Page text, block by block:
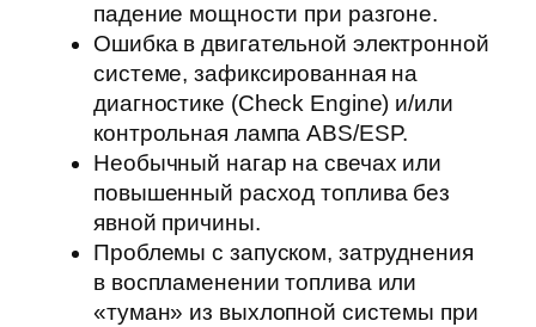
падение мощности при разгоне.
Ошибка в двигательной электронной
системе, зафиксированная на
диагностике (Check Engine) и/или
контрольная лампа ABS/ESP.
Необычный нагар на свечах или
повышенный расход топлива без
явной причины.
Проблемы с запуском, затруднения
в воспламенении топлива или
«туман» из выхлопной системы при